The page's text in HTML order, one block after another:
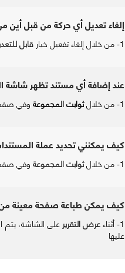
إلغاء تعديل أي حركة من قبل أين
1- من خلال إلغاء تفعيل خيار قابل
عند إضافة أي مستند تظهر شاشة
1- من خلال ثوابت المجموعةوفي
كيف يمكنني تحديد عملة
1- من خلال ثوابت المجموعةوفي
كيف يمكن طباعة صفحة معينة من
1- أثناء عرض التقريرعلى الشاشة، يتم
عليها